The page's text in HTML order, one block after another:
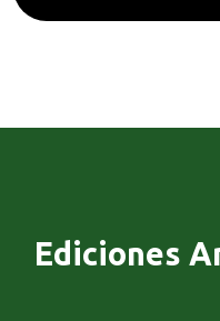
Ediciones